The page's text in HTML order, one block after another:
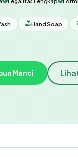
Hand Soap
Mandi